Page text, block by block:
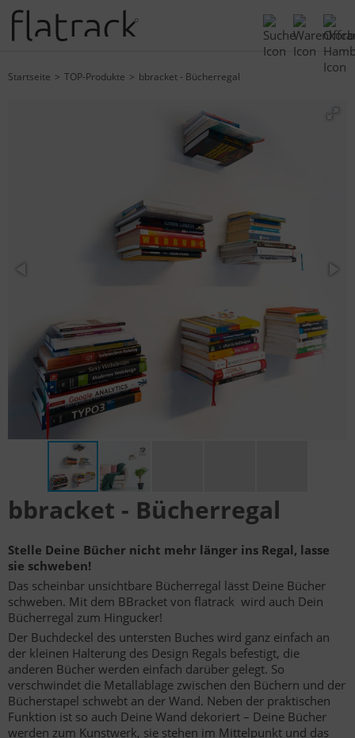
Startseite TOP-Produkte bbracket - Bücherregal
bbracket - Bücherregal
Stelle Deine Bücher nicht mehr länger ins Regal, lasse
sie schweben!
Das scheinbar unsichtbare Bücherregal lässt Deine Bücher
schweben. Mit dem BBracket von flatrack wird auch Dein
Bücherregal zum Hingucker!
Der Buchdeckel des untersten Buches wird ganz einfach an
der kleinen Halterung des Design Regals befestigt, die
anderen Bücher werden einfach darüber gelegt. So
verschwindet die Metallablage zwischen den Büchern und der
Bücherstapel schwebt an der Wand. Neben der praktischen
Funktion ist so auch Deine Wand dekoriert – Deine Bücher
werden zum Kunstwerk, sie stehen im Mittelpunkt und das